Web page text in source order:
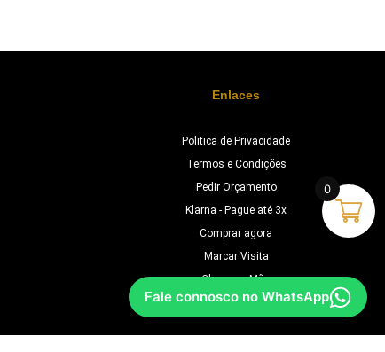
Enlaces
Politica de Privacidade
Termos e Condições
Pedir Orçamento
Klarna - Pague até 3x
Comprar agora
Marcar Visita
Chave na Mão
Orçamento
Fale connosco no WhatsApp
0